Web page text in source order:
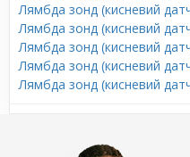
Лямбда зонд (кисневий
Лямбда зонд (кисневий
Лямбда зонд (кисневий
Лямбда зонд (кисневий
Лямбда зонд (кисневий